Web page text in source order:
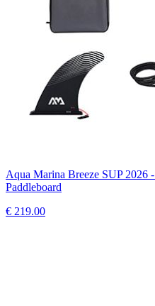
Aqua Marina Breeze SUP 2026
Paddleboard
€ 219.00